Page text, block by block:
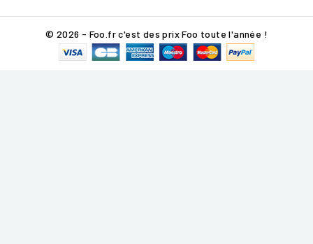
© 2026 - Foo.fr c'est des prix Foo toute l'année !